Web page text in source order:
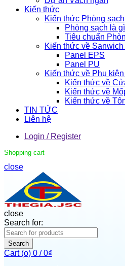
Kiến thức
Kiến thức Phòng sạch
Phòng sạch là
Tiêu chuẩn
Kiến thức về Sanwich
Panel EPS
Panel PU
Kiến thức về Phụ kiện
Kiến thức về
Kiến thức về
Kiến thức về
TIN TỨC
Liên hệ
Login / Register
Shopping cart
close
close
Search for:
Search
Cart (o) 0 / 0₫